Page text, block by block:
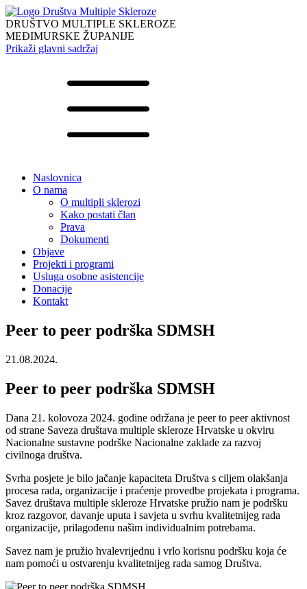
DRUŠTVO MULTIPLE SKLEROZE
MEĐIMURSKE ŽUPANIJE
Prikaži glavni sadržaj
Naslovnica
O nama
O multipli sklerozi
Kako postati član
Prava
Dokumenti
Objave
Projekti i programi
Usluga osobne asistencije
Donacije
Kontakt
Peer to peer podrška SDMSH
21.08.2024.
Peer to peer podrška SDMSH
Dana 21. kolovoza 2024. godine održana je peer to peer aktivnost
od strane Saveza društava multiple skleroze Hrvatske u okviru
Nacionalne sustavne podrške Nacionalne zaklade za razvoj
civilnoga društva.
Svrha posjete je bilo jačanje kapaciteta Društva s ciljem olakšanja
procesa rada, organizacije i praćenje provedbe projekata i programa.
Savez društava multiple skleroze Hrvatske pružio nam je podršku
kroz razgovor, davanje uputa i savjeta u svrhu kvalitetnijeg rada
organizacije, prilagođenu našim individualnim potrebama.
Savez nam je pružio hvalevrijednu i vrlo korisnu podršku koja će
nam pomoći u ostvarenju kvalitetnijeg rada samog Društva.